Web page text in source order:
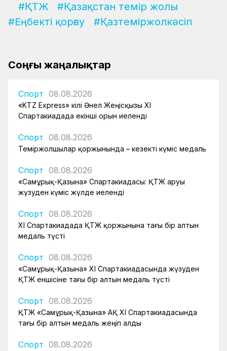
#ҚТЖ
#Қазақстан темір жолы
#Еңбекті қорғау
#Қазтеміржолкәсіп
Соңғы жаңалықтар
Спорт 08.08.2026
«KTZ Express» өкілі Әнел Жеңісқызы XI
Спартакиадада екінші орын иеленді
Спорт 08.08.2026
Теміржолшылар қоржынында – кезекті күміс медаль
Спорт 08.08.2026
«Самұрық-Қазына» Спартакиадасы: ҚТЖ аруы
жүзуден күміс жүлде иеленді
Спорт 08.08.2026
XI Спартакиадада ҚТЖ қоржынына тағы бір алтын
медаль түсті
Спорт 08.08.2026
«Самұрық-Қазына» XI Спартакиадасында жүзуден
ҚТЖ еншісіне тағы бір алтын медаль түсті
Спорт 08.08.2026
ҚТЖ «Самұрық-Қазына» АҚ XI Спартакиадасында
тағы бір алтын медаль жеңіп алды
Спорт 08.08.2026